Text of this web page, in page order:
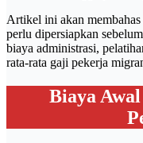
Artikel ini akan
perlu dipersiapkan
biaya administrasi,
rata-rata gaji pekerja
Biaya